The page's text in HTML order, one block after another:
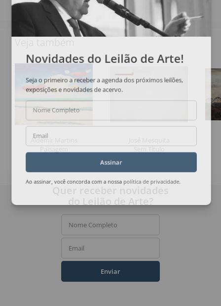
Veja também
Aldemir Martins
Paisagem
Sem Título
Novidades do Leilão de Arte!
Seja o primeiro a receber a agenda dos próximos leilões,
exposições e novidades de acervo.
Nome Completo
Email
Assinar
Ao assinar, você concorda com a nossa política de privacidade
Nome Completo
Email
Enviar